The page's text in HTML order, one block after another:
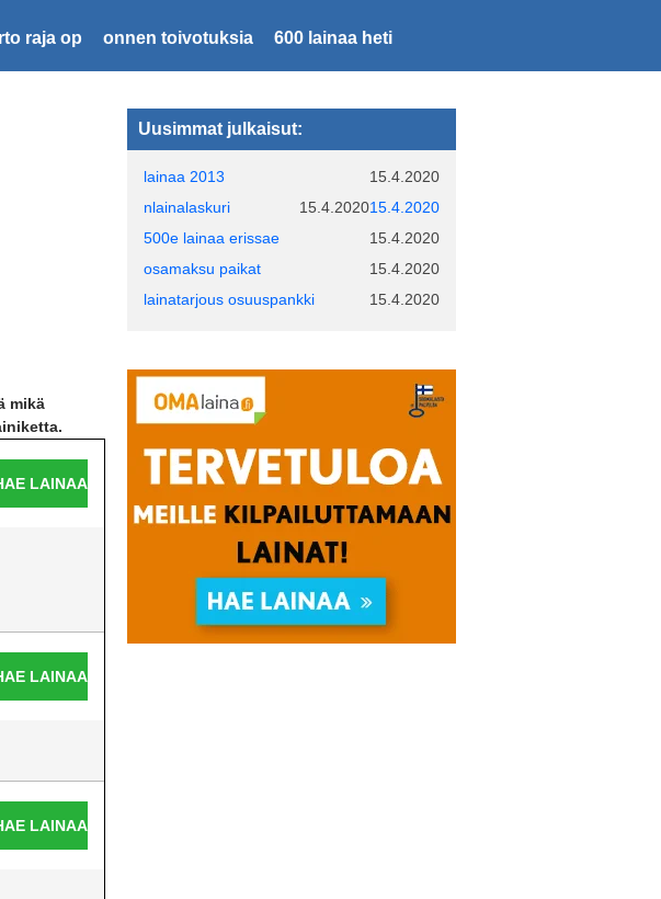
raja op onnen toivotuksia 600 lainaa heti
mikä
LAINAA
LAINAA
LAINAA
Uusimmat julkaisut:
lainaa 2013
15.4.2020
15.4.2020
nlainalaskuri
15.4.2020
500e lainaa erissae
15.4.2020
osamaksu paikat
15.4.2020
lainatarjous osuuspankki
15.4.2020